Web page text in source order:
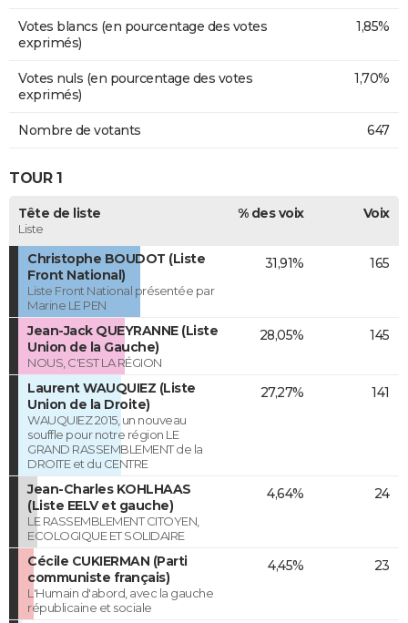
Votes blancs (en pourcentage des votes
exprimés)
1,85%
Votes nuls (en pourcentage des votes
exprimés)
1,70%
Nombre de votants 647
TOUR 1
Tête de liste
Liste
% des voix Voix
Christophe BOUDOT (Liste
Front National)
Liste Front National présentée par
Marine LE PEN
31,91% 165
Jean-Jack QUEYRANNE (Liste
Union de la Gauche)
NOUS, C'EST LA RÉGION
28,05% 145
Laurent WAUQUIEZ (Liste
Union de la Droite)
WAUQUIEZ 2015, un nouveau
souffle pour notre région LE
GRAND RASSEMBLEMENT de la
DROITE et du CENTRE
27,27% 141
Jean-Charles KOHLHAAS
(Liste EELV et gauche)
LE RASSEMBLEMENT CITOYEN,
ECOLOGIQUE ET SOLIDAIRE
4,64% 24
Cécile CUKIERMAN (Parti
communiste français)
L'Humain d'abord, avec la gauche
républicaine et sociale
4,45% 23